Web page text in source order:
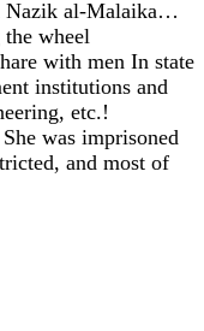
Nazik al-Malaika…
wheel
with men In state
institutions and
etc.!
was imprisoned
and most of